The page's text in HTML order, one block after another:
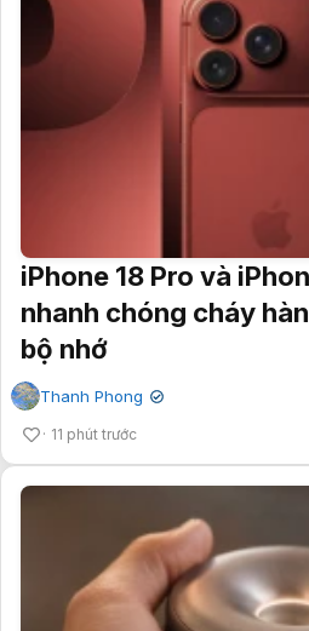
iPhone 18 Pro và
nhanh chóng cháy
bộ nhớ
Thanh Phong ✔
11 phút trước